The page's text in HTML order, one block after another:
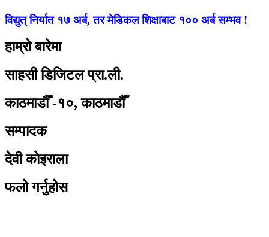
विद्युत् निर्यात १७ अर्ब, तर मेडिकल शिक्षाबाट १०० अर्ब सम्भव !
हाम्रो बारेमा
साहसी डिजिटल प्रा.ली.
काठमाडौँ -१०, काठमाडौँ
सम्पादक
देवी कोइराला
फलो गर्नुहोस